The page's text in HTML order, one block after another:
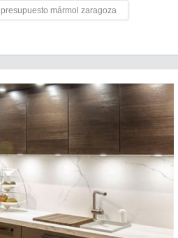
presupuesto mármol zaragoza